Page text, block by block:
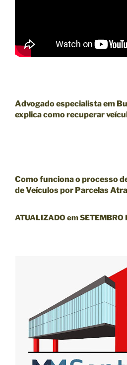
Advogado especialista em
explica como recuperar
Como funciona oprocesso
de Veículos por Parcelas
ATUALIZADO em